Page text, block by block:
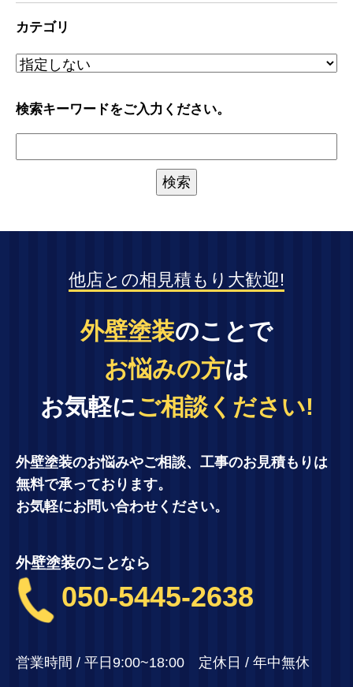
カテゴリ
検索キーワードをご入力ください。
他店との相見積もり大歓迎!
外壁塗装のことで
お悩みの方は
お気軽にご相談ください!
外壁塗装のお悩みやご相談、工事のお見積もりは
無料で承っております。
お気軽にお問い合わせください。
外壁塗装のことなら
050-5445-2638
営業時間 / 平日9:00~18:00 定休日 / 年中無休